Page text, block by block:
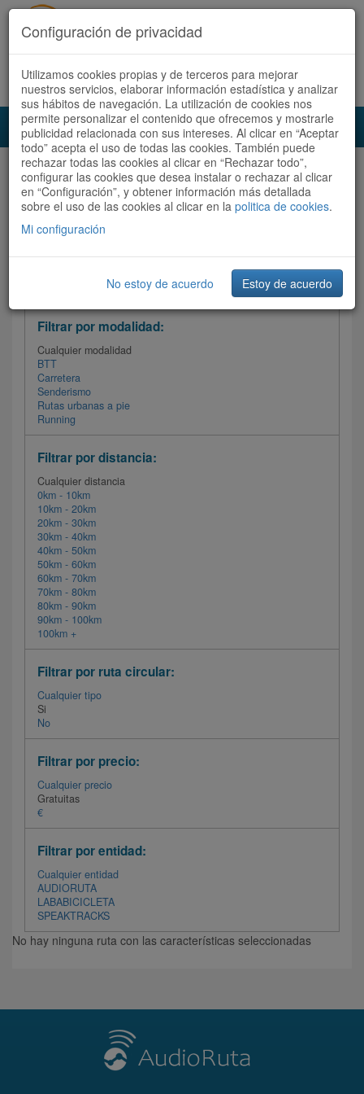
Acceder Registrate ahora Español | Català
Audioruta Todas las rutas
Todas las rutas
Ordenar por: Más recientes /
Filtrar las rutas
Filtrar por modalidad:
Cualquier modalidad
BTT
Carretera
Senderismo
Rutas urbanas a pie
Running
Filtrar por distancia:
Cualquier distancia
0km - 10km
10km - 20km
20km - 30km
30km - 40km
40km - 50km
50km - 60km
60km - 70km
70km - 80km
80km - 90km
90km - 100km
100km +
Filtrar por ruta circular:
Cualquier tipo
Si
No
Filtrar por precio:
Cualquier precio
Gratuitas
€
Filtrar por entidad:
Cualquier entidad
AUDIORUTA
LABABICICLETA
SPEAKTRACKS
No hay ninguna ruta con las características seleccionadas
Configuración de privacidad
Utilizamos cookies propias y de terceros para mejorar
nuestros servicios, elaborar información estadística y analizar
sus hábitos de navegación. La utilización de cookies nos
permite personalizar el contenido que ofrecemos y mostrarle
publicidad relacionada con sus intereses. Al clicar en “Aceptar
todo” acepta el uso de todas las cookies. También puede
rechazar todas las cookies al clicar en “Rechazar todo”,
configurar las cookies que desea instalar o rechazar al clicar
en “Configuración”, y obtener información más detallada
sobre el uso de las cookies al clicar en la politica de cookies.
Mi configuración
No estoy de acuerdo Estoy de acuerdo